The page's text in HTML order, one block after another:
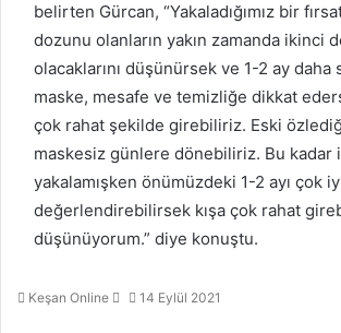
belirten Gürcan, “Yakaladığımız bir
dozunu olanların yakın zamanda ikinci
olacaklarını düşünürsek ve 1-2 ay daha
maske, mesafe ve temizliğe dikkat
çok rahat şekilde girebiliriz. Eski
maskesiz günlere dönebiliriz. Bu kadar
yakalamışken önümüzdeki 1-2 ayı çok
değerlendirebilirsek kışa çok rahat
düşünüyorum.” diye konuştu.
Keşan Online
Bir 14 Eylül 2021